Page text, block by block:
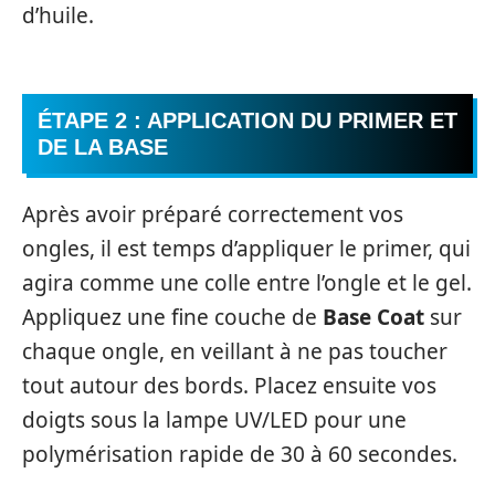
d’huile.
ÉTAPE 2 : APPLICATION DU PRIMER ET
DE LA BASE
Après avoir préparé correctement vos
ongles, il est temps d’appliquer le primer, qui
agira comme une colle entre l’ongle et le gel.
Appliquez une fine couche de Base Coat sur
chaque ongle, en veillant à ne pas toucher
tout autour des bords. Placez ensuite vos
doigts sous la lampe UV/LED pour une
polymérisation rapide de 30 à 60 secondes.